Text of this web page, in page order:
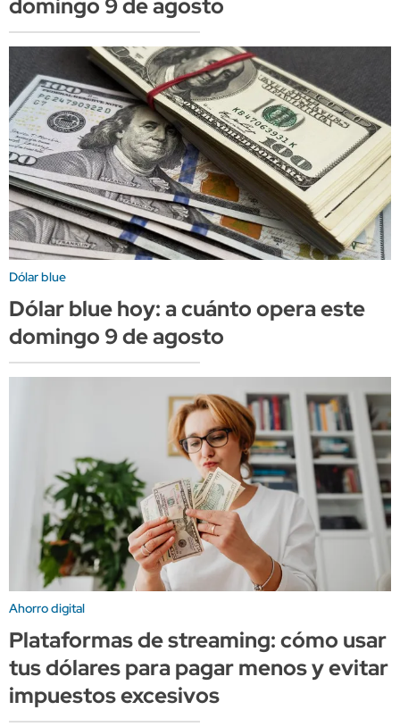
Dólar blue
Dólar blue hoy: a cuánto opera este
domingo 9 de agosto
Ahorro digital
Plataformas de streaming: cómo usar
tus dólares para pagar menos y evitar
impuestos excesivos